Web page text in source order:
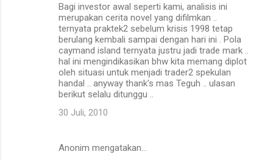
Bagi investor awal seperti kami, analisis ini
merupakan cerita novel yang difilmkan ..
ternyata praktek2 sebelum krisis 1998 tetap
berulang kembali sampai dengan hari ini . Pola
caymand island ternyata justru jadi trade mark ..
hal ini mengindikasikan bhw kita memang diplot
oleh situasi untuk menjadi trader2 spekulan
handal .. anyway thank's mas Teguh .. ulasan
berikut selalu ditunggu ..
30 Juli, 2010
Anonim mengatakan…